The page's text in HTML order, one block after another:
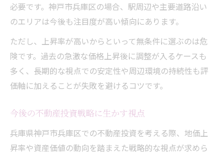
必要です。神戸市兵庫区の場合、駅周辺や主要道路沿い
のエリアは今後も注目度が高い傾向にあります。
ただし、上昇率が高いからといって無条件に選ぶのは危
険です。過去の急激な価格上昇後に調整が入るケースも
多く、長期的な視点での安定性や周辺環境の持続性も評
価軸に加えることが失敗を避けるコツです。
今後の不動産投資戦略に生かす視点
兵庫県神戸市兵庫区での不動産投資を考える際、地価上
昇率や資産価値の動向を踏まえた戦略的な視点が求めら